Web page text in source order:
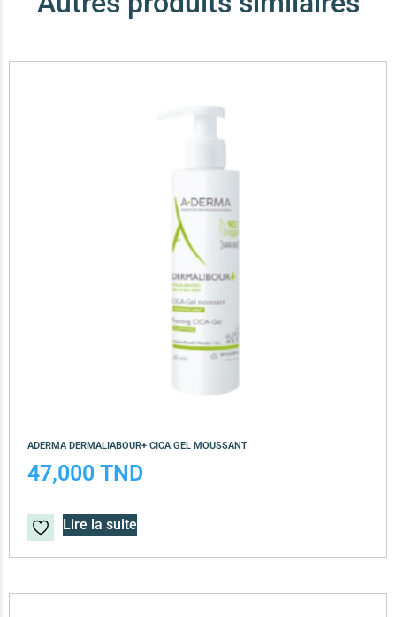
ADERMA DERMALIABOUR+ CICA GEL MOUSSANT
47,000 TND
Lire la suite